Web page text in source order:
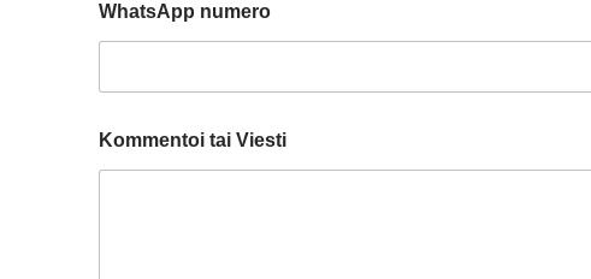
WhatsApp numero
Kommentoi tai Viesti